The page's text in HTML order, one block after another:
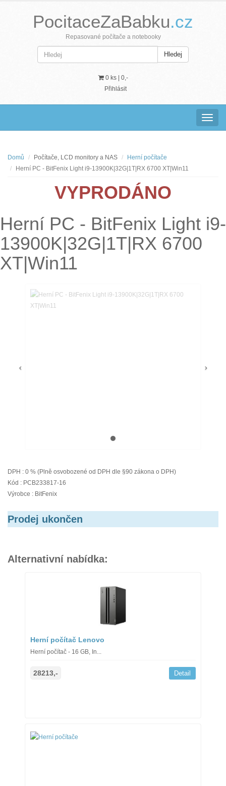
PocitaceZaBabku.cz
Repasované počítače a notebooky
Hledej
0 ks | 0,-
Přihlásit
Domů Počítače, LCD monitory a NAS
Herní počítače
Herní PC - BitFenix Light i9-13900K|32G|1T|RX 6700 XT|Win11
VYPRODÁNO
Herní PC - BitFenix Light i9-
13900K|32G|1T|RX 6700
XT|Win11
DPH : 0 % (Plně osvobozené od DPH dle §90 zákona o DPH)
Kód : PCB233817-16
Výrobce : BitFenix
Prodej ukončen
Alternativní nabídka:
Herní počítač Lenovo
Herní počítač - 16 GB, In...
28213,- Detail